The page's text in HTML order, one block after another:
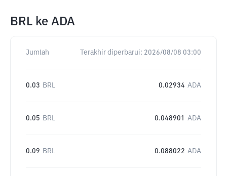
BRL ke ADA
Jumlah Terakhir diperbarui: 2026/08/08 03:00
0.03 BRL 0.02934 ADA
0.05 BRL 0.048901 ADA
0.09 BRL 0.088022 ADA